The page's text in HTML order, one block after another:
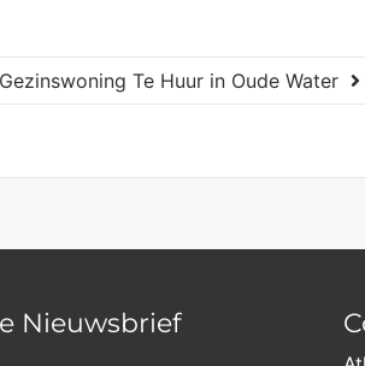
Te Huur in Oude Water
Nieuwsbrief